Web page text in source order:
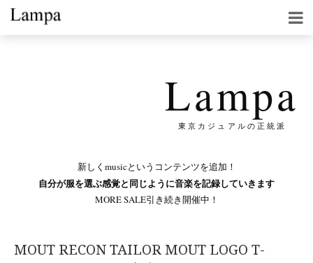
Lampa
東京カジュアルの正統派
新しくmusicというコンテンツを追加！
自分が服を選ぶ感覚と同じように音楽を記録していきます
MORE SALE引き続き開催中！
MOUT RECON TAILOR MOUT LOGO T-